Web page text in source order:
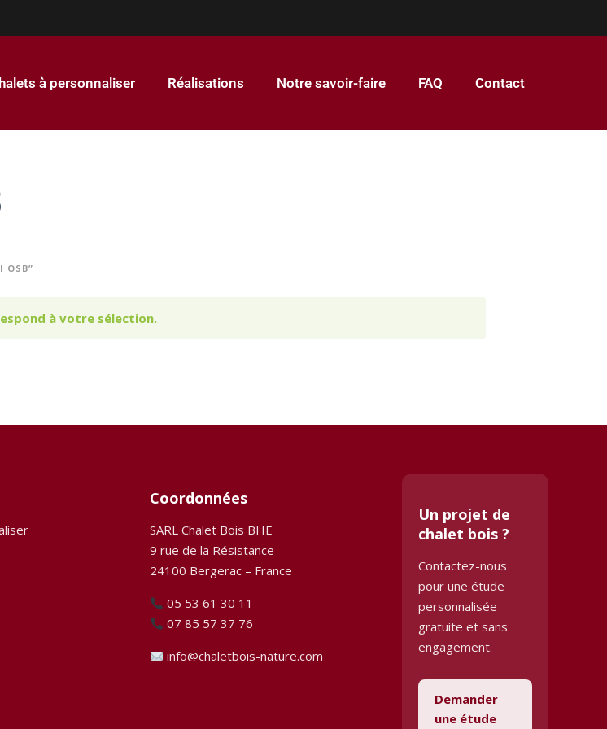
à personnaliser Réalisations Notre savoir-faire FAQ Contact
OSB”
à votre sélection.
Coordonnées
SARL Chalet Bois BHE
9 rue de la Résistance
24100 Bergerac – France
05 53 61 30 11
07 85 57 37 76
info@chaletbois-nature.com
Un projet de
chalet bois ?
Contactez-nous
pour une étude
personnalisée
gratuite et sans
engagement.
Demander
une étude